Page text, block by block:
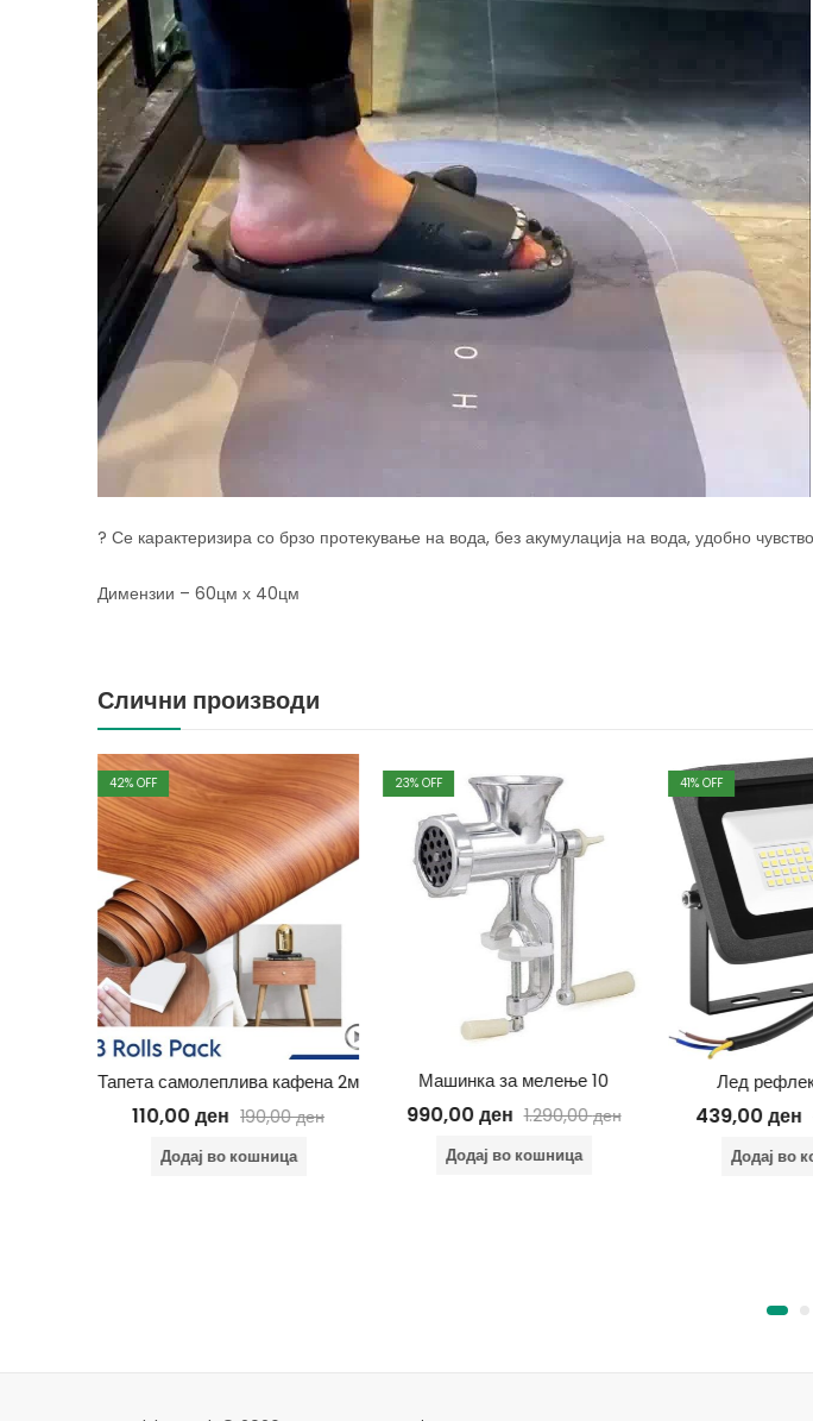
? Се карактеризира со брзо протекување на вода, без акумулација на вода, удобно
Димензии – 60цм х 40цм
Слични производи
42% OFF
Тапета самолеплива кафена 2м
110,00ден 190,00ден
Додај во кошница
23% OFF
Машинка за мелење 10
990,00ден 1.290,00ден
Додај во кошница
41% OFF
Лед
439,00ден
Додај во